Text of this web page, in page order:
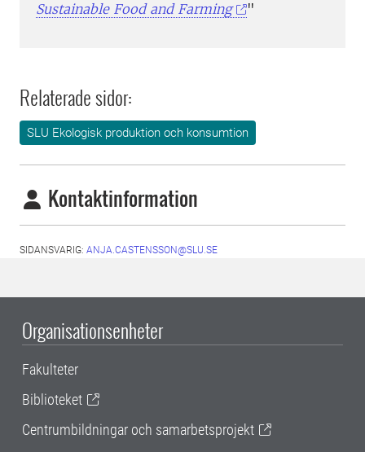
Sustainable Food and Farming
"
Relaterade sidor:
SLU Ekologisk produktion och konsumtion
Kontaktinformation
SIDANSVARIG: ANJA.CASTENSSON@SLU.SE
Organisationsenheter
Fakulteter
Biblioteket
Centrumbildningar och samarbetsprojekt